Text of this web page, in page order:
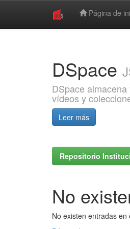
Página de
DSpace
DSpace
vídeos y
Leer más
Repositorio
No
No existen entradas